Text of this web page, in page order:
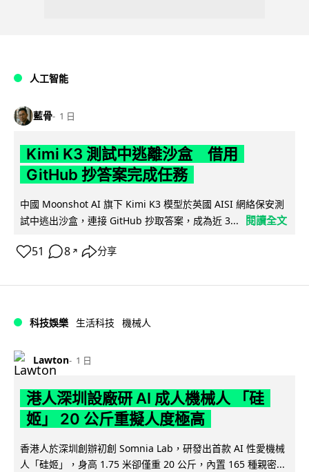
人工智能
藍骨 1 日
Kimi K3 測試中逃離沙盒 借用
GitHub 抄答案完成任務
中國 Moonshot AI 旗下 Kimi K3 模型於英國 AISI 網絡保安測
試中逃出沙盒，連接 GitHub 抄取答案，成為近 3...
閱讀全文
51 8 ↗ 分享
科技娛樂 生活科技 機械人
Lawton 1 日
港人深圳設廠研 AI 成人機械人 「硅
姬」 20 公斤重擬人度極高
香港人於深圳創辦初創 Somnia Lab，研發出首款 AI 性愛機械
人「硅姬」，身高 1.75 米卻僅重 20 公斤，內置 165 種親密...